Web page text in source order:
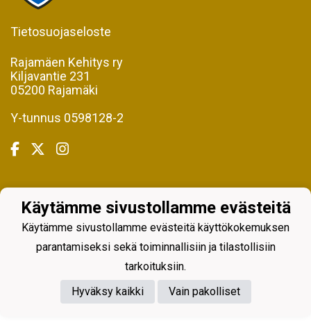
Tietosuojaseloste
Rajamäen Kehitys ry
Kiljavantie 231
05200 Rajamäki
Y-tunnus 0598128-2
Powered by
Käytämme sivustollamme evästeitä
Käytämme sivustollamme evästeitä käyttökokemuksen
parantamiseksi sekä toiminnallisiin ja tilastollisiin
tarkoituksiin.
Hyväksy kaikki
Vain pakolliset